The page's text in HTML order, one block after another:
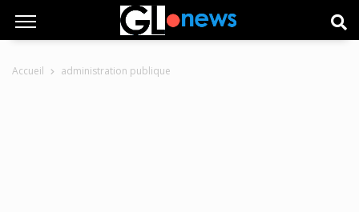
Accueil administration publique